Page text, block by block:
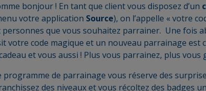
bonjour ! En tant que client vous disposez d’un
votre application Source), on l’appelle « votre
que vous souhaitez parrainer. Une fois
votre code magique et un nouveau parrainage est
et vous aussi ! Plus vous parrainez, plus vous
programme de parrainage vous réserve des
des niveaux et vous récoltez des badges